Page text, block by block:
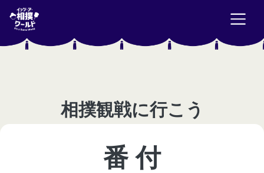
相撲観戦に行こう
番 付